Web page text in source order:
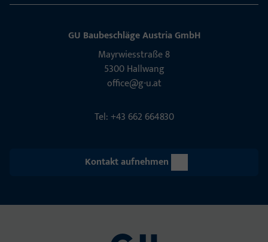
GU Baubeschläge Aus­tria GmbH
Mayrwies­straße 8
5300 Hall­wang
office@g-u.at
Tel: +43 662 664830
Kontakt aufnehmen